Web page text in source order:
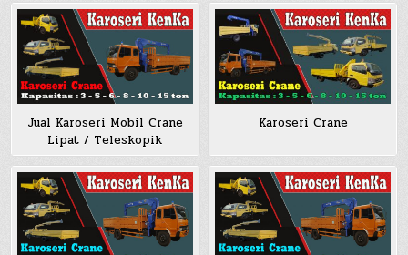
Jual Karoseri Mobil Crane
Lipat / Teleskopik
Karoseri Crane